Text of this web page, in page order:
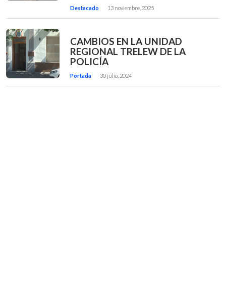
Destacado 13 noviembre, 2025
CAMBIOS EN LA UNIDAD
REGIONAL TRELEW DE LA
POLICÍA
Portada 30 julio, 2024